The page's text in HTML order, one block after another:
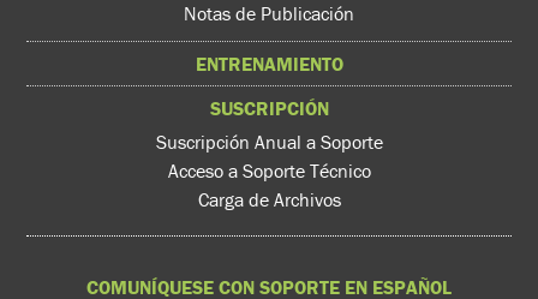
Notas de Publicación
ENTRENAMIENTO
SUSCRIPCIÓN
Suscripción Anual a Soporte
Acceso a Soporte Técnico
Carga de Archivos
COMUNÍQUESE CON SOPORTE EN ESPAÑOL